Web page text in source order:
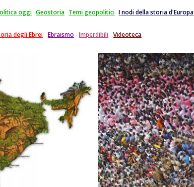
oggi Geostoria Temi geopolitici I nodi della storia d'Europa
degli Ebrei Ebraismo Imperdibili Videoteca